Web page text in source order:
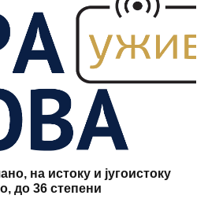
на истоку и југоистоку
до 36 степени